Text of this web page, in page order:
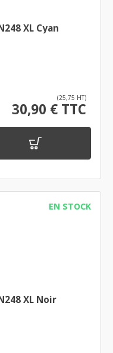
XL Cyan
(25,75 HT)
30,90 € TTC
EN STOCK
XL Noir